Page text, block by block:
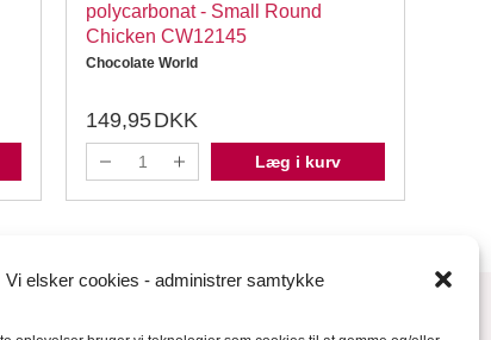
Vi elsker cookies - administrer samtykke
polycarbonat - Small Round
Chicken CW12145
Chocolate World
149,95DKK
Læg i kurv